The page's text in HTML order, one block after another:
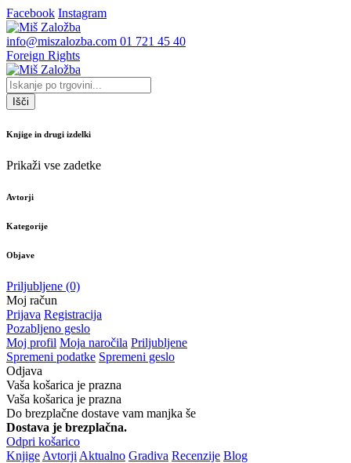
Facebook Instagram
info@miszalozba.com 01 721 45 40
Foreign Rights
Išči
Knjige in drugi izdelki
Prikaži vse zadetke
Avtorji
Kategorije
Objave
Priljubljene (0)
Moj račun
Prijava Registracija
Pozabljeno geslo
Moj profil Moja naročila Priljubljene
Spremeni podatke Spremeni geslo
Odjava
Vaša košarica je prazna
Vaša košarica je prazna
Do brezplačne dostave vam manjka še
Dostava je brezplačna.
Odpri košarico
Knjige Avtorji Aktualno Gradiva Recenzije Blog